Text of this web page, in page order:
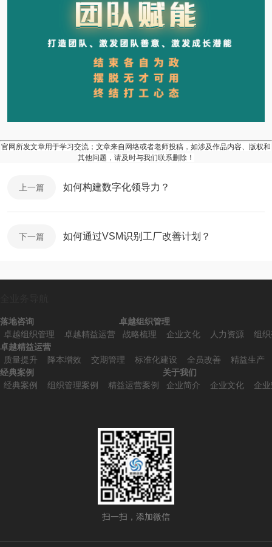
官网所发文章用于学习交流；文章来自网络或者老师投稿，如涉及作品内容、版权和
其他问题，请及时与我们联系删除！
上一篇 如何构建数字化领导力？
下一篇 如何通过VSM识别工厂改善计划？
落地咨询
卓越组织管理
卓越精益运营
卓越组织管理
战略梳理
企业文化 人力资源
组
卓越精益运营
质量提升
降本增效 交期管理 标准化建设 全员改善
精益生产
经典案例
经典案例
组织管理案例 精益运营案例
关于我们
企业简介
企业文化 企
扫一扫，添加微信